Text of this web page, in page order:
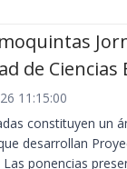
de
11:15:00
constituyen un
desarrollan
Las ponencias